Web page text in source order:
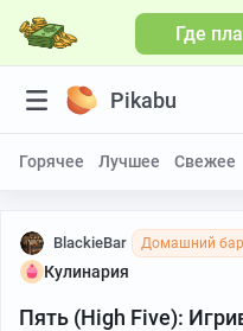
Где
Pikabu
Горячее Лучшее Свежее
BlackieBar Домашний
Кулинария
Пять (High Five):